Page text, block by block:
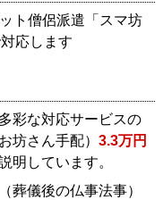
ト僧侶派遣「スマ坊
応します
彩な対応サービスの
坊さん手配）3.3万円
明しています。
葬儀後の仏事法事）